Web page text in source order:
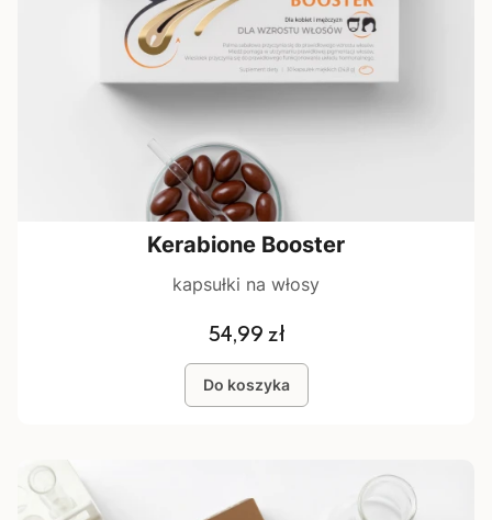
Kerabione Booster
kapsułki na włosy
Cena
54,99 zł
Do koszyka